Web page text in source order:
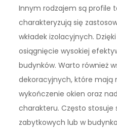
Innym rodzajem są profile
charakteryzują się
wkładek izolacyjnych.
osiągnięcie wysokiej
budynków. Warto również
dekoracyjnych, które mają
wykończenie okien oraz
charakteru. Często stosuje
zabytkowych lub w